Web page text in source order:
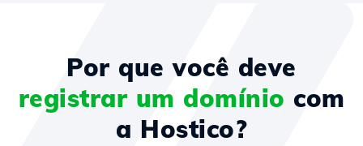
Por que você deve
registrar um domínio com
a Hostico?